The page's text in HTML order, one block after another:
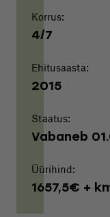
Korrus:
4/7
Ehitusaasta:
2015
Staatus:
Vabaneb
Üürihind:
1657,5€ +